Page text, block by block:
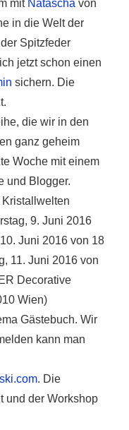
mit Natascha von
in die Welt der
Spitzfeder
jetzt schon einen
sichern. Die
die wir in den
ganz geheim
Woche mit einem
und Blogger.
9. Juni 2016
Juni 2016 von 18
11. Juni 2016 von
Decorative
Wien)
Gästebuch. Wir
kann man
. Die
und der Workshop